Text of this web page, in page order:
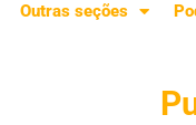
Outras seções